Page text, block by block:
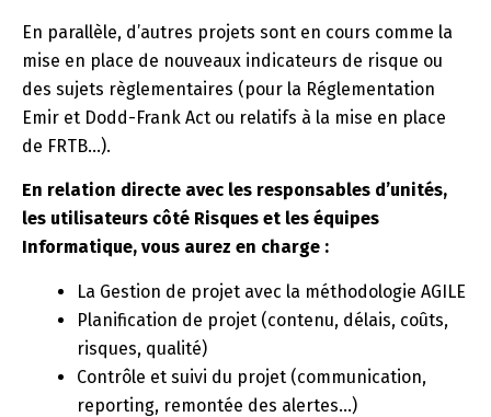
En parallèle, d’autres projets sont en cours comme la
mise en place de nouveaux indicateurs de risque ou
des sujets règlementaires (pour la Réglementation
Emir et Dodd-Frank Act ou relatifs à la mise en place
de FRTB…).
En relation directe avec les responsables d’unités,
les utilisateurs côté Risques et les équipes
Informatique, vous aurez en charge :
La Gestion de projet avec la méthodologie AGILE
Planification de projet (contenu, délais, coûts,
risques, qualité)
Contrôle et suivi du projet (communication,
reporting, remontée des alertes…)